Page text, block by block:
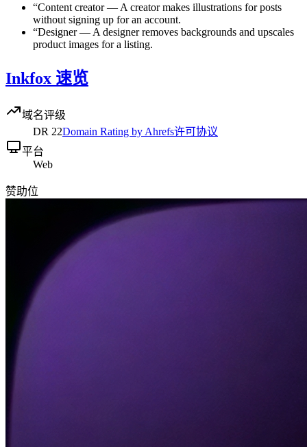
“Content creator— A creator makes illustrations for posts
without signing up for an account.
“Designer— A designer removes backgrounds and upscales
product images for a listing.
Inkfox 速览
域名评级
DR 22Domain Rating by Ahrefs许可协议
平台
Web
赞助位